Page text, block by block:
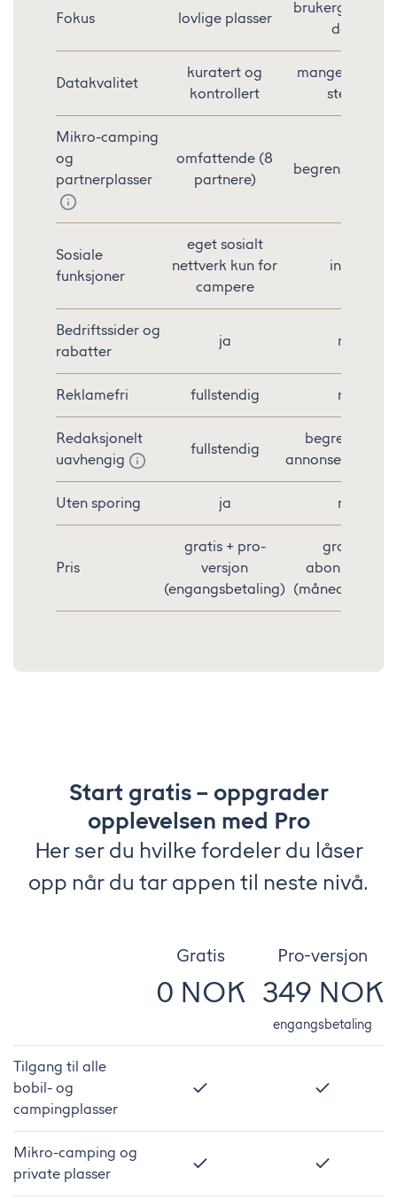
Fokus lovlige plasser
data
Datakvalitet
kuratert og
kontrollert
mange ulovlige
steder
Mikro-camping
og
partnerplasser
omfattende (8
partnere)
begrenset/
Sosiale
funksjoner
eget sosialt
nettverk kun for
campere
ingen
Bedriftssider og
rabatter
ja nei
Reklamefri fullstendig nei
Redaksjonelt
uavhengig
fullstendig
begrenset av
annonser/
Uten sporing ja nei
Pris
gratis + pro-
versjon
(engangsbetaling)
gratis +
abonnement
(månedlig/
Start gratis – oppgrader
opplevelsen med Pro
Her ser du hvilke fordeler du låser
opp når du tar appen til neste nivå.
Gratis Pro-versjon
0 NOK 349 NOK
engangsbetaling
Tilgang til alle
bobil- og
campingplasser
Mikro-camping og
private plasser